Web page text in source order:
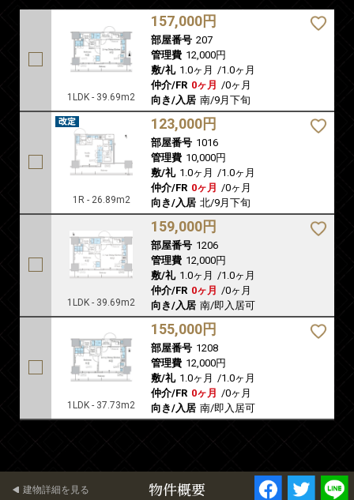
1LDK - 39.69m2
157,000円
部屋番号 207
管理費 12,000円
敷/礼 1.0ヶ月 /1.0ヶ月
仲介/FR 0ヶ月 /0ヶ月
向き/入居 南/9月下旬
1R - 26.89m2
123,000円
部屋番号 1016
管理費 10,000円
敷/礼 1.0ヶ月 /1.0ヶ月
仲介/FR 0ヶ月 /0ヶ月
向き/入居 北/9月下旬
1LDK - 39.69m2
159,000円
部屋番号 1206
管理費 12,000円
敷/礼 1.0ヶ月 /1.0ヶ月
仲介/FR 0ヶ月 /0ヶ月
向き/入居 南/即入居可
1LDK - 37.73m2
155,000円
部屋番号 1208
管理費 12,000円
敷/礼 1.0ヶ月 /1.0ヶ月
仲介/FR 0ヶ月 /0ヶ月
向き/入居 南/即入居可
物件概要
建物詳細を見る